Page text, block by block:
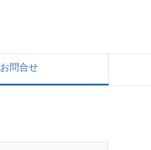
お問合せ